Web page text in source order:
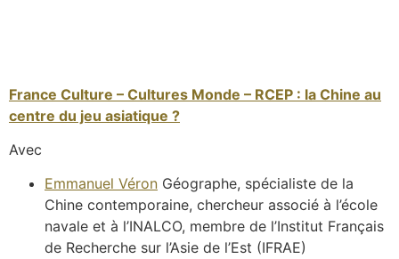
France Culture – Cultures Monde – RCEP : la Chine au
centre du jeu asiatique ?
Avec
Emmanuel Véron Géographe, spécialiste de la
Chine contemporaine, chercheur associé à l’école
navale et à l’INALCO, membre de l’Institut Français
de Recherche sur l’Asie de l’Est (IFRAE)